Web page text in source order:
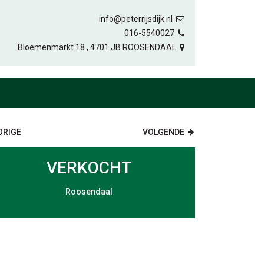
info@peterrijsdijk.nl
016-5540027
Bloemenmarkt 18 , 4701 JB ROOSENDAAL
VOLGENDE
VERKOCHT
Roosendaal